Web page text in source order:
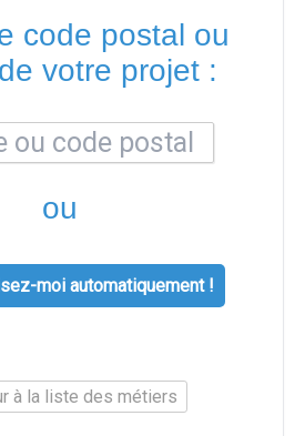
code postal ou
votre projet :
ou
moi automatiquement !
à la liste des métiers